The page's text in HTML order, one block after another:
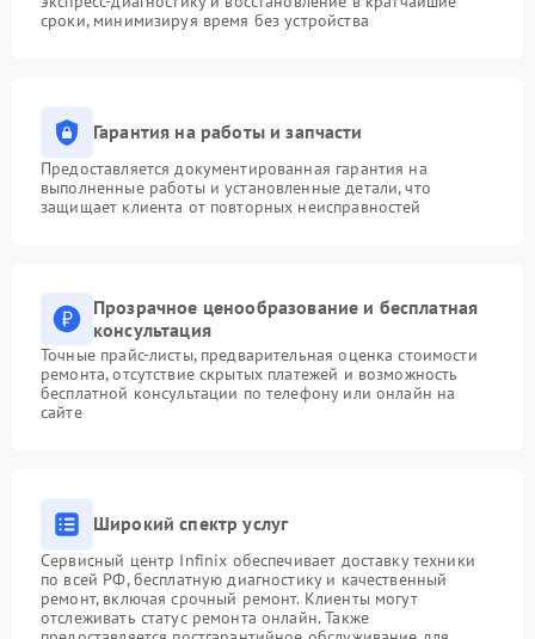
сроки, минимизируя время без устройства
Гарантия на работы и запчасти
Предоставляется документированная гарантия на
выполненные работы и установленные детали, что
защищает клиента от повторных неисправностей
Прозрачное ценообразование и бесплатная
консультация
Точные прайс-листы, предварительная оценка стоимости
ремонта, отсутствие скрытых платежей и возможность
бесплатной консультации по телефону или онлайн на
сайте
Широкий спектр услуг
Сервисный центр Infinix обеспечивает доставку техники
по всей РФ, бесплатную диагностику и качественный
ремонт, включая срочный ремонт. Клиенты могут
отслеживать статус ремонта онлайн. Также